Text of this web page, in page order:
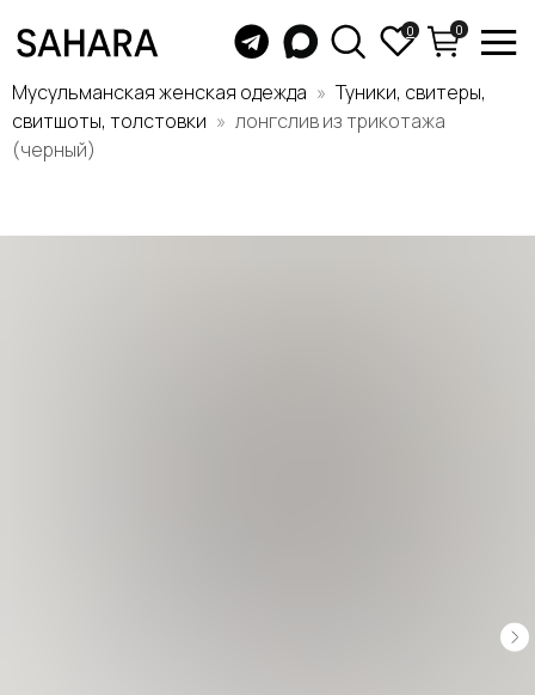
Мусульманская женская одежда
Туники, свитеры,
свитшоты, толстовки
лонгслив из трикотажа
(черный)